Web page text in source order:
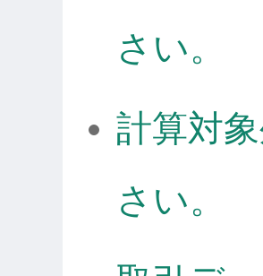
さい。
計算対
さい。